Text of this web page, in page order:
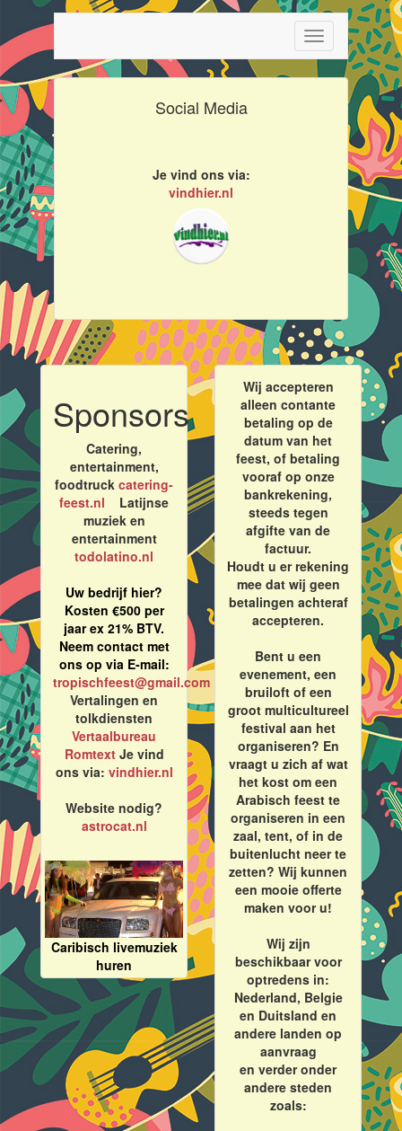
Toggle
navigation
Social Media
Je vind ons via:
vindhier.nl
Sponsors
Catering,
entertainment,
foodtruck catering-
feest.nl Latijnse
muziek en
entertainment
todolatino.nl
Uw bedrijf hier?
Kosten €500 per
jaar ex 21% BTV.
Neem contact met
ons op via E-mail:
tropischfeest@gmail.com
Vertalingen en
tolkdiensten
Vertaalbureau
RomtextJe vind
ons via: vindhier.nl
Website nodig?
astrocat.nl
Caribisch livemuziek
huren
Wij accepteren
alleen contante
betaling op de
datum van het
feest, of betaling
vooraf op onze
bankrekening,
steeds tegen
afgifte van de
factuur.
Houdt u er rekening
mee dat wij geen
betalingen achteraf
accepteren.
Bent u een
evenement, een
bruiloft of een
groot multicultureel
festival aan het
organiseren? En
vraagt u zich af wat
het kost om een
Arabisch feest te
organiseren in een
zaal, tent, of in de
buitenlucht neer te
zetten? Wij kunnen
een mooie offerte
maken voor u!
Wij zijn
beschikbaar voor
optredens in:
Nederland, Belgie
en Duitsland en
andere landen op
aanvraag
en verder onder
andere steden
zoals: